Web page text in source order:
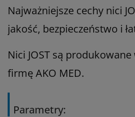
Najważniejsze cechy nici
jakość, bezpieczeństwo i
Nici JOST są
firmę AKO MED.
Parametry: